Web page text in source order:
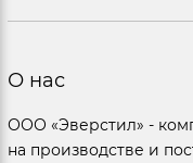
О нас
ООО «Эверстил» -
на производстве и